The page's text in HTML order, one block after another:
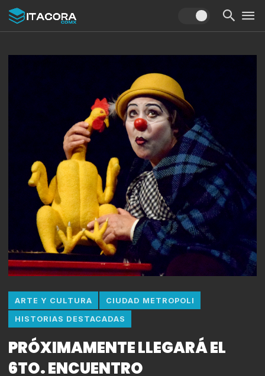
ARTE Y CULTURA CIUDAD METROPOLI
HISTORIAS DESTACADAS
PRÓXIMAMENTE LLEGARÁ EL
6TO. ENCUENTRO